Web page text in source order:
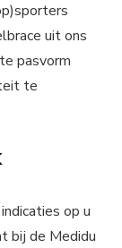
uit ons
pasvorm
te
op u
bij de Medidu